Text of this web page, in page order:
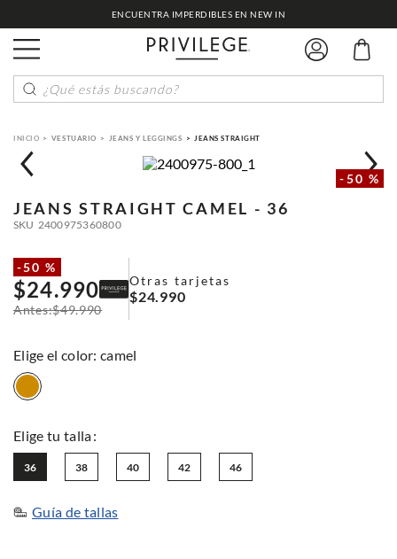
ENCUENTRA IMPERDIBLES EN NEW IN
¿Qué estás buscando?
VESTUARIO JEANS Y LEGGINGS JEANS STRAIGHT
-50 %
JEANS STRAIGHT CAMEL - 36
SKU 2400975360800
-50 %
$24.990
$49.990
Otras tarjetas
$24.990
: camel
36 38 40 42 46
Guía de tallas